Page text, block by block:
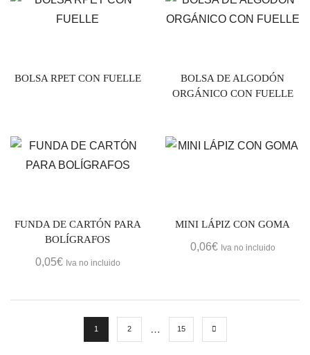
BOLSA RPET CON FUELLE
BOLSA DE ALGODÓN
ORGÁNICO CON FUELLE
FUNDA DE CARTÓN PARA
BOLÍGRAFOS
0,05€ Iva no incluido
MINI LÁPIZ CON GOMA
0,06€ Iva no incluido
1 2 … 15